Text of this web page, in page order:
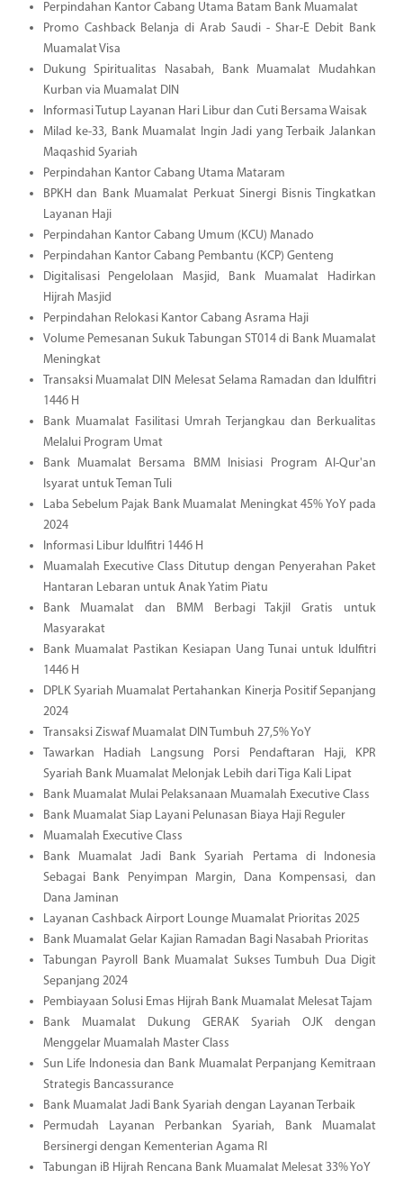
Perpindahan Kantor Cabang Utama Batam Bank Muamalat
Promo Cashback Belanja di Arab Saudi - Shar-E Debit Bank
Muamalat Visa
Dukung Spiritualitas Nasabah, Bank Muamalat Mudahkan
Kurban via Muamalat DIN
Informasi Tutup Layanan Hari Libur dan Cuti Bersama Waisak
Milad ke-33, Bank Muamalat Ingin Jadi yang Terbaik Jalankan
Maqashid Syariah
Perpindahan Kantor Cabang Utama Mataram
BPKH dan Bank Muamalat Perkuat Sinergi Bisnis Tingkatkan
Layanan Haji
Perpindahan Kantor Cabang Umum (KCU) Manado
Perpindahan Kantor Cabang Pembantu (KCP) Genteng
Digitalisasi Pengelolaan Masjid, Bank Muamalat Hadirkan
Hijrah Masjid
Perpindahan Relokasi Kantor Cabang Asrama Haji
Volume Pemesanan Sukuk Tabungan ST014 di Bank Muamalat
Meningkat
Transaksi Muamalat DIN Melesat Selama Ramadan dan Idulfitri
1446 H
Bank Muamalat Fasilitasi Umrah Terjangkau dan Berkualitas
Melalui Program Umat
Bank Muamalat Bersama BMM Inisiasi Program Al-Qur'an
Isyarat untuk Teman Tuli
Laba Sebelum Pajak Bank Muamalat Meningkat 45% YoY pada
2024
Informasi Libur Idulfitri 1446 H
Muamalah Executive Class Ditutup dengan Penyerahan Paket
Hantaran Lebaran untuk Anak Yatim Piatu
Bank Muamalat dan BMM Berbagi Takjil Gratis untuk
Masyarakat
Bank Muamalat Pastikan Kesiapan Uang Tunai untuk Idulfitri
1446 H
DPLK Syariah Muamalat Pertahankan Kinerja Positif Sepanjang
2024
Transaksi Ziswaf Muamalat DIN Tumbuh 27,5% YoY
Tawarkan Hadiah Langsung Porsi Pendaftaran Haji, KPR
Syariah Bank Muamalat Melonjak Lebih dari Tiga Kali Lipat
Bank Muamalat Mulai Pelaksanaan Muamalah Executive Class
Bank Muamalat Siap Layani Pelunasan Biaya Haji Reguler
Muamalah Executive Class
Bank Muamalat Jadi Bank Syariah Pertama di Indonesia
Sebagai Bank Penyimpan Margin, Dana Kompensasi, dan
Dana Jaminan
Layanan Cashback Airport Lounge Muamalat Prioritas 2025
Bank Muamalat Gelar Kajian Ramadan Bagi Nasabah Prioritas
Tabungan Payroll Bank Muamalat Sukses Tumbuh Dua Digit
Sepanjang 2024
Pembiayaan Solusi Emas Hijrah Bank Muamalat Melesat Tajam
Bank Muamalat Dukung GERAK Syariah OJK dengan
Menggelar Muamalah Master Class
Sun Life Indonesia dan Bank Muamalat Perpanjang Kemitraan
Strategis Bancassurance
Bank Muamalat Jadi Bank Syariah dengan Layanan Terbaik
Permudah Layanan Perbankan Syariah, Bank Muamalat
Bersinergi dengan Kementerian Agama RI
Tabungan iB Hijrah Rencana Bank Muamalat Melesat 33% YoY